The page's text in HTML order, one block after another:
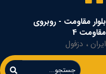
بلوار مقاومت - روبروی
مقاومت 4
ایران ، دزفول